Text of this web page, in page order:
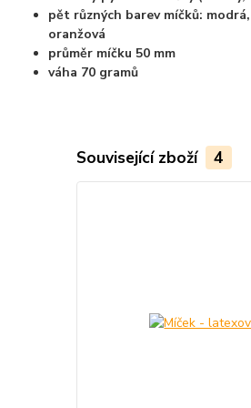
pět různých barev míčků:
oranžová
průměr míčku 50 mm
váha 70 gramů
Související zboží 4